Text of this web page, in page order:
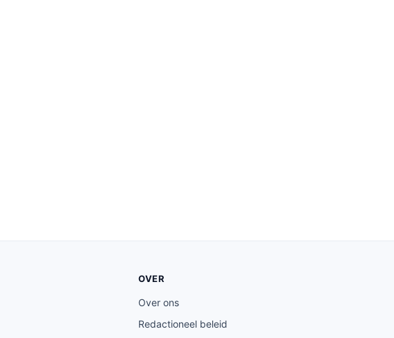
OVER
Over ons
Redactioneel beleid